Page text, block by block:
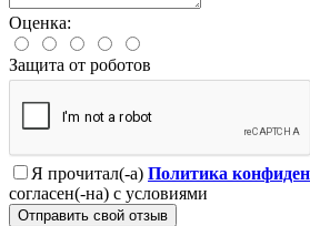
Оценка:
Защита от роботов
Я прочитал(-а) Политика
согласен(-на) с условиями
Отправить свой отзыв